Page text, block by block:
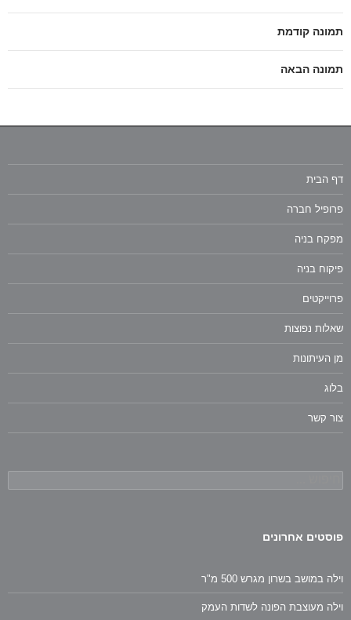
תמונה קודמת
תמונה הבאה
דף הבית
פרופיל חברה
מפקח בניה
פיקוח בניה
פרוייקטים
שאלות נפוצות
מן העיתונות
בלוג
צור קשר
פוסטים אחרונים
וילה במושב בשרון מגרש 500 מ"ר
וילה מעוצבת הפונה לשדות העמק